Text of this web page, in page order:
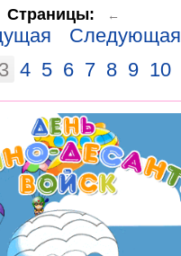
Страницы: ←
Следующая
3 4 5 6 7 8 9 10